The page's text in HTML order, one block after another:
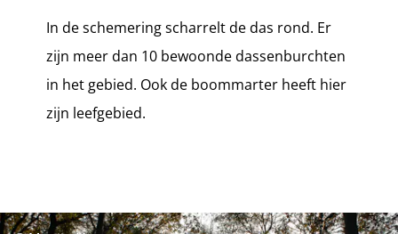
In de schemering scharrelt de das rond. Er
zijn meer dan 10 bewoonde dassenburchten
in het gebied. Ook de boommarter heeft hier
zijn leefgebied.